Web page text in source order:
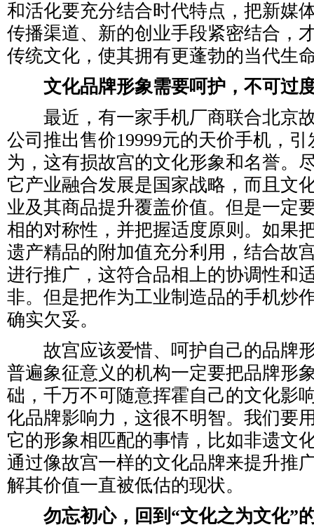
和活化要充分结合时代特点，把新媒
传播渠道、新的创业手段紧密结合，
传统文化，使其拥有更蓬勃的当代生
文化品牌形象需要呵护，不可过
最近，有一家手机厂商联合北京
公司推出售价19999元的天价手机，
为，这有损故宫的文化形象和名誉。
它产业融合发展是国家战略，而且文
业及其商品提升覆盖价值。但是一定
相的对称性，并把握适度原则。如果
遗产精品的附加值充分利用，结合故
进行推广，这符合品相上的协调性和
非。但是把作为工业制造品的手机炒
确实欠妥。
故宫应该爱惜、呵护自己的品牌
普遍象征意义的机构一定要把品牌形
础，千万不可随意挥霍自己的文化影
化品牌影响力，这很不明智。我们要
它的形象相匹配的事情，比如非遗文
通过像故宫一样的文化品牌来提升推
解其价值一直被低估的现状。
勿忘初心，回到“文化之为文化”